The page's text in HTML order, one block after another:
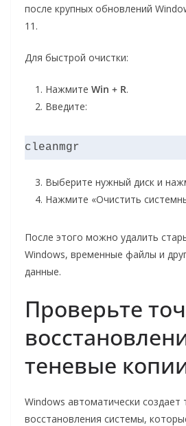
после крупных обновлений
11.
Для быстрой очистки:
Нажмите Win + R.
Введите:
cleanmgr
Выберите нужный диск и
Нажмите «Очистить
После этого можно удалить
Windows, временные файлы и
данные.
Проверьте
теневые
Windows автоматически создает
восстановления системы,